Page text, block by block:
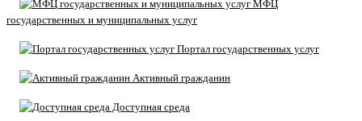
МФЦ
государственных и муниципальных услуг
Портал государственных услуг
Активный гражданин
Доступная среда